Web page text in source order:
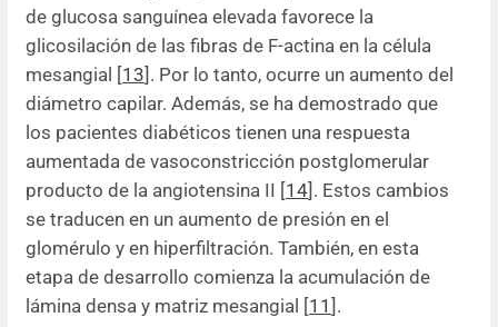
de glucosa sanguínea elevada favorece la
glicosilación de las fibras de F-actina en la célula
mesangial [13]. Por lo tanto, ocurre un aumento del
diámetro capilar. Además, se ha demostrado que
los pacientes diabéticos tienen una respuesta
aumentada de vasoconstricción postglomerular
producto de la angiotensina II [14]. Estos cambios
se traducen en un aumento de presión en el
glomérulo y en hiperfiltración. También, en esta
etapa de desarrollo comienza la acumulación de
lámina densa y matriz mesangial [11 ].